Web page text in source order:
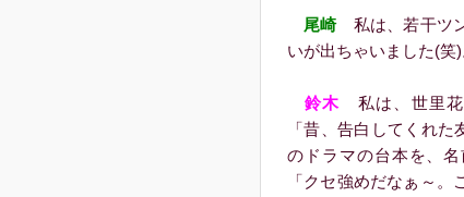
尾崎私は、若干ツン
いが出ちゃいました(笑)
鈴木 私は、世里花
「昔、告白してくれ
のドラマの台本を、
「クセ強めだなぁ～